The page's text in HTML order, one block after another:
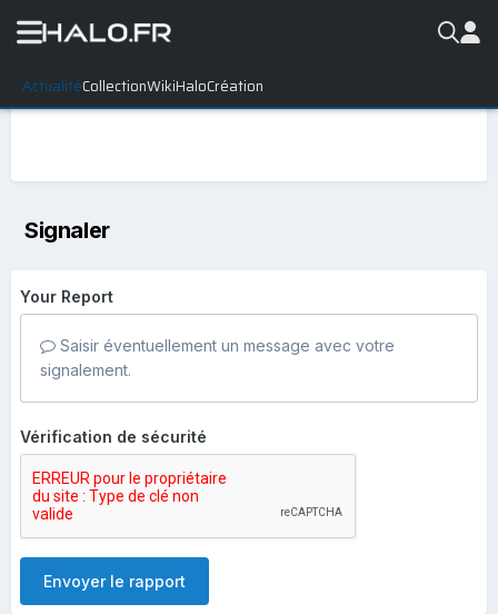
ActualitéCollectionWikiHaloCréation
Signaler
Your Report
Saisir éventuellement un message avec votre
signalement.
Vérification de sécurité
Envoyer le rapport